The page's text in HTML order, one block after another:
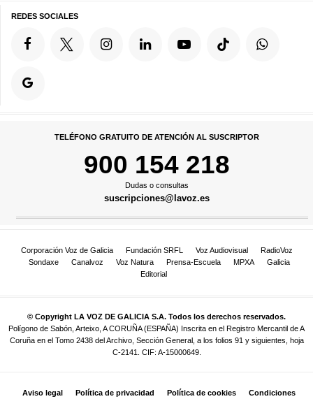
REDES SOCIALES
TELÉFONO GRATUITO DE ATENCIÓN AL SUSCRIPTOR
900 154 218
Dudas o consultas
suscripciones@lavoz.es
Corporación Voz de Galicia Fundación SRFL Voz Audiovisual
RadioVoz
Sondaxe
Canalvoz Voz Natura Prensa-Escuela MPXA
Galicia
Editorial
© Copyright LA VOZ DE GALICIA S.A. Todos los derechos reservados.
Polígono de Sabón, Arteixo, A CORUÑA (ESPAÑA) Inscrita en el Registro Mercantil de A
Coruña en el Tomo 2438 del Archivo, Sección General, a los folios 91 y siguientes, hoja
C-2141. CIF: A-15000649.
Aviso legal Política de privacidad Política de cookies Condiciones